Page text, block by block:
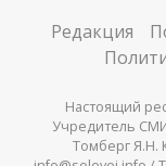
Редакция
Настоящий
Учредитель
Томберг Я.Н.